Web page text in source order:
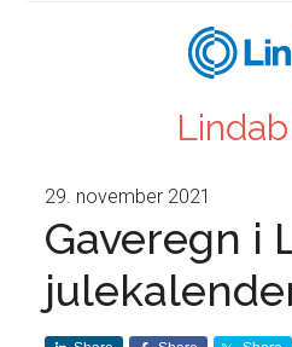
29. november 2021
Gaveregn i